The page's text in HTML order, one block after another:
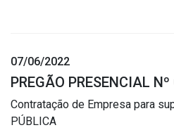
07/06/2022
PREGÃO PRESENCIAL
Contratação de Empresa para
PÚBLICA